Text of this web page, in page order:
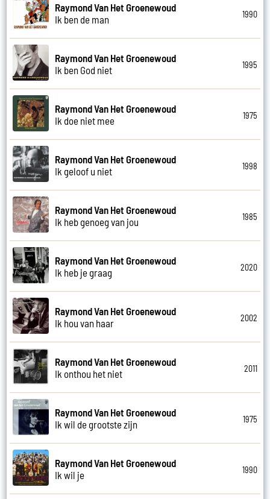
Raymond Van Het Groenewoud
Ik ben de man
1990
Raymond Van Het Groenewoud
Ik ben God niet
1995
Raymond Van Het Groenewoud
Ik doe niet mee
1975
Raymond Van Het Groenewoud
Ik geloof u niet
1998
Raymond Van Het Groenewoud
Ik heb genoeg van jou
1985
Raymond Van Het Groenewoud
Ik heb je graag
2020
Raymond Van Het Groenewoud
Ik hou van haar
2002
Raymond Van Het Groenewoud
Ik onthou het niet
2011
Raymond Van Het Groenewoud
Ik wil de grootste zijn
1975
Raymond Van Het Groenewoud
Ik wil je
1990